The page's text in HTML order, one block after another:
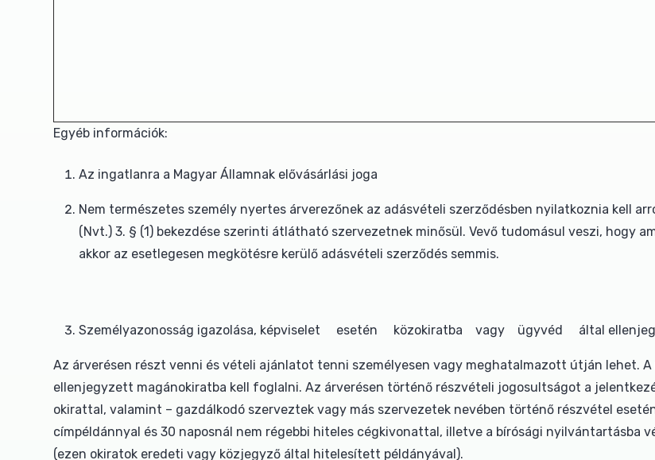
Egyéb információk:
Az ingatlanra a Magyar Államnak elővásárlási joga
Nem természetes személy nyertes árverezőnek az adásvételi szerződésben nyilatkoznia kell
(Nvt.) 3. § (1) bekezdése szerinti átlátható szervezetnek minősül. Vevő tudomásul veszi, hogy
akkor az esetlegesen megkötésre kerülő adásvételi szerződés semmis.
Személyazonosság igazolása, képviselet esetén közokiratba vagy ügyvéd által
Az árverésen részt venni és vételi ajánlatot tenni személyesen vagy meghatalmazott útján lehet.
ellenjegyzett magánokiratba kell foglalni. Az árverésen történő részvételi jogosultságot a
okirattal, valamint – gazdálkodó szerveztek vagy más szervezetek nevében történő részvétel
címpéldánnyal és 30 naposnál nem régebbi hiteles cégkivonattal, illetve a bírósági nyilvántartásba
(ezen okiratok eredeti vagy közjegyző által hitelesített példányával).